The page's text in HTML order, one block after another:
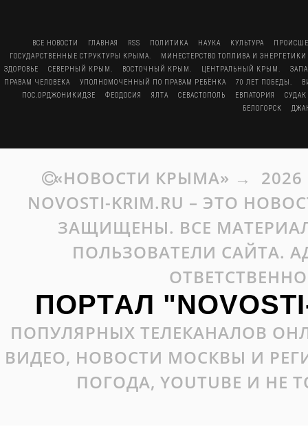
ВСЕ НОВОСТИ ГЛАВНАЯ RSS ПОЛИТИКА НАУКА КУЛЬТУРА
ГОСУДАРСТВЕННЫЕ СТРУКТУРЫ КРЫМА.
МИНЕСТЕРСТВО ТОПЛИВА И
ЗДОРОВЬЕ
СЕВЕРНЫЙ КРЫМ. ВОСТОЧНЫЙ КРЫМ. ЦЕНТРАЛЬНЫЙ КРЫМ.
ПРАВАМ ЧЕЛОВЕКА
УПОЛНОМОЧЕННЫЙ ПО ПРАВАМ РЕБЁНКА 70 ЛЕТ ПОБЕДЫ.
ПОС.ОРДЖОНИКИДЗЕ
ФЕОДОСИЯ ЯЛТА СЕВАСТОПОЛЬ ЕВПАТОРИЯ
СУДАК
БЕЛОГОРСК
«НОВОСТИ КРЫМА» → 2026
NOVOSTI-KRIM.RU – ЭТО
ЗАЩИЩЕНЫ. ВСЕ
ПОЛЬЗОВАТЕЛИ САЙТА.
ПОРТАЛ
ПОПУЛЯРНЫХ ТЕЛЕКАНАЛОВ
ВИДЕО, НОВОСТИ МОСКВЫ И
ПОГОДА, YOUTUBE И